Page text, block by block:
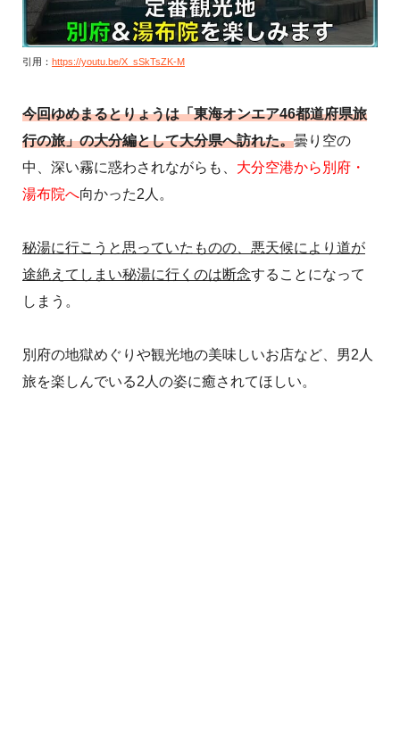
引用： https://youtu.be/X_sSkTsZK-M
今回ゆめまるとりょうは「東海オンエア46都道府県旅
行の旅」の大分編として大分県へ訪れた。曇り空の
中、深い霧に惑わされながらも、 大分空港から別府・
湯布院へ向かった2人。
秘湯に行こうと思っていたものの、悪天候により道が
途絶えてしまい秘湯に行くのは断念することになって
しまう。
別府の地獄めぐりや観光地の美味しいお店など、男2人
旅を楽しんでいる2人の姿に癒されてほしい。